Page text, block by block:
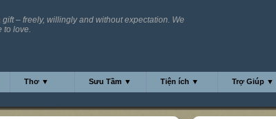
– freely, willingly and without expectation. We
to love.
Thơ ▼ Sưu Tầm ▼ Tiện ích ▼ Trợ Giúp ▼